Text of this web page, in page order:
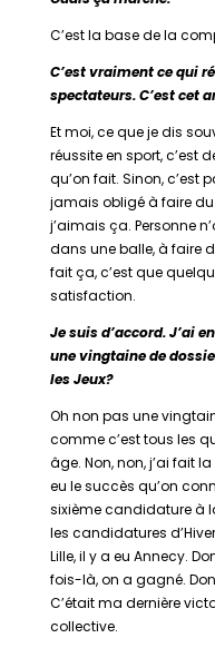
C’est la base de la
C’est vraiment ce qui
spectateurs. C’est cet
Et moi, ce que je dis
réussite en sport, c’est
qu’on fait. Sinon, c’est
jamais obligé à faire du
j’aimais ça. Personne
dans une balle, à faire
fait ça, c’est que
satisfaction.
Je suis d’accord. J’ai
une vingtaine de
les Jeux?
Oh non pas une
comme c’est tous les
âge. Non, non, j’ai fait
eu le succès qu’on
sixième candidature à
les candidatures
Lille, il y a eu Annecy.
fois-là, on a gagné.
C’était ma dernière
collective.